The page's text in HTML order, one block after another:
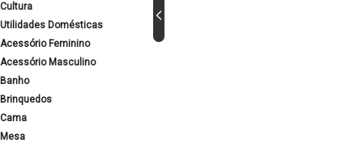
Cultura
Utilidades Domésticas
Acessório Feminino
Acessório Masculino
Banho
Brinquedos
Cama
Mesa